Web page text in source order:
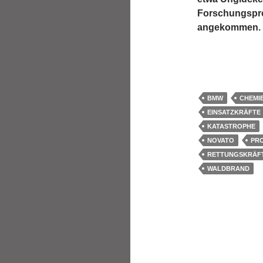
angekommen.
BMW
EINSATZKRÄFTE
KATASTROPHE
NOVATO
WALDBRAND